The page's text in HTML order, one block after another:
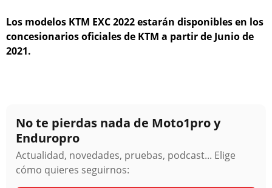
Los modelos KTM EXC 2022 estarán disponibles en los
concesionarios oficiales de KTM a partir de Junio de
2021.
No te pierdas nada de Moto1pro y
Enduropro
Actualidad, novedades, pruebas, podcast... Elige
cómo quieres seguirnos: